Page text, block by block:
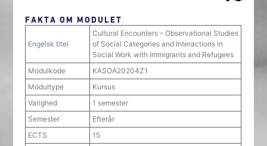
FAKTA OM MODULET
Engelsk titel
Cultural Encounters – Observational Studies
of Social Categories and Interactions in
Social Work with Immigrants and Refugees
Modulkode
KASOA20204Z1
Modultype
Kursus
Varighed
1 semester
Semester
Efterår
ECTS
15